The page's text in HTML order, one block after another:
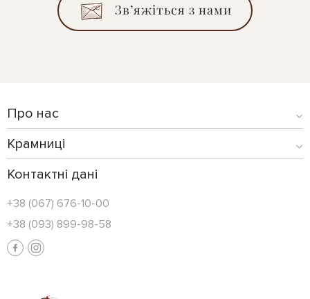
Зв’яжіться з нами
Про нас
Крамниці
Контактні дані
+38 (067) 676-10-00
+38 (093) 899-98-58